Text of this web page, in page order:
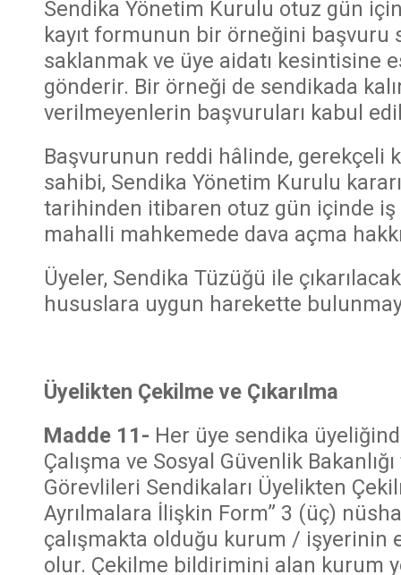
Sendika Yönetim Kurulu otuz gün
kayıt formunun bir örneğini başvuru
saklanmak ve üye aidatı kesintisine
gönderir. Bir örneği de sendikada
verilmeyenlerin başvuruları kabul
Başvurunun reddi hâlinde, gerekçeli
sahibi, Sendika Yönetim Kurulu
tarihinden itibaren otuz gün içinde iş
mahalli mahkemede dava açma
Üyeler, Sendika Tüzüğü ile
hususlara uygun harekette
Üyelikten Çekilme ve Çıkarılma
Madde 11- Her üye sendika
Çalışma ve Sosyal Güvenlik
Görevlileri Sendikaları Üyelikten
Ayrılmalara İlişkin Form” 3 (üç)
çalışmakta olduğu kurum / işyerinin
olur. Çekilme bildirimini alan kurum